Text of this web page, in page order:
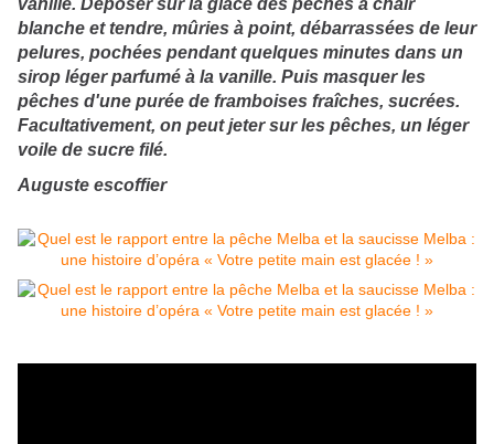
vanille. Déposer sur la glace des pêches à chair
blanche et tendre, mûries à point, débarrassées de leur
pelures, pochées pendant quelques minutes dans un
sirop léger parfumé à la vanille. Puis masquer les
pêches d'une purée de framboises fraîches, sucrées.
Facultativement, on peut jeter sur les pêches, un léger
voile de sucre filé.
Auguste escoffier